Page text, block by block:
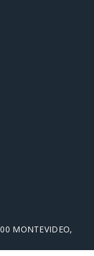
MONTEVIDEO,